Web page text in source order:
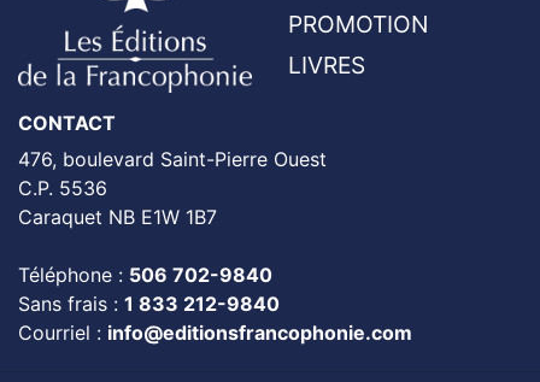
PROMOTION
LIVRES
CONTACT
476, boulevard Saint-Pierre Ouest
C.P. 5536
Caraquet NB E1W 1B7
Téléphone : 506 702-9840
Sans frais : 1 833 212-9840
Courriel : info@editionsfrancophonie.com